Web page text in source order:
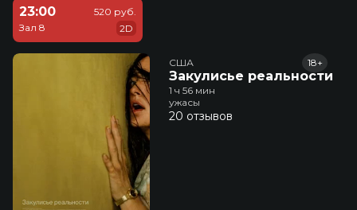
23:00
Зал 8
520 руб.
2D
США
Закулисье реальности
18+
1 ч 56 мин
ужасы
20 отзывов